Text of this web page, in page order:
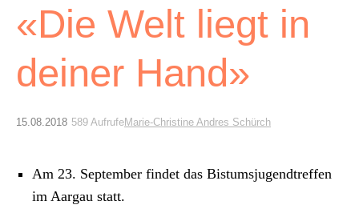
Inserate &
Stellenbörse
Archiv
«Die Welt liegt in
deiner Hand»
15.08.2018 589 AufrufeMarie-Christine Andres Schürch
Am 23. Sep­tem­ber find­et das Bis­tum­sju­gendtr­e­f­fen
im Aar­gau statt.